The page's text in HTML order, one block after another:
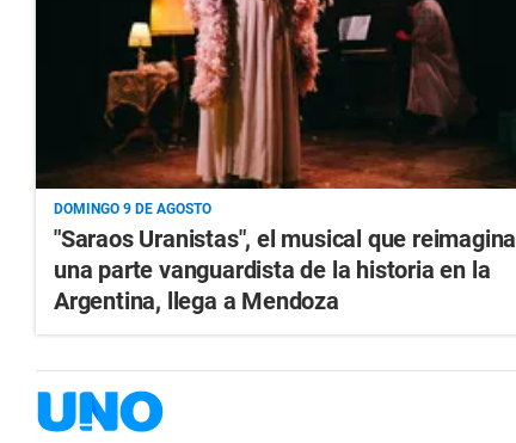
DOMINGO 9 DE AGOSTO
"Saraos Uranistas", el musical que reimagina
una parte vanguardista de la historia en la
Argentina, llega a Mendoza